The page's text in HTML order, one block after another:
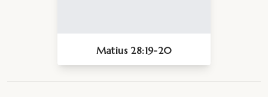
Matius 28:19-20